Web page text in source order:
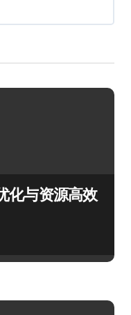
化与资源高效